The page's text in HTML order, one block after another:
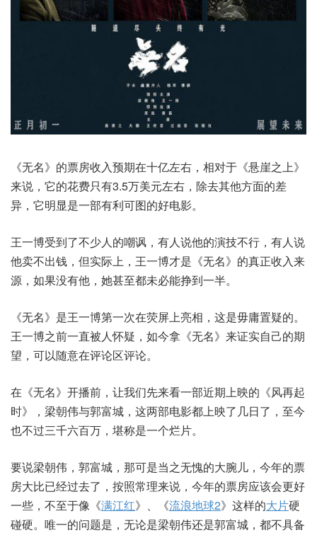
《无名》的票房收入预期在十亿左右，相对于《悬崖之上》
来说，它的花费只有3.5万美元左右，除去其他方面的差
异，它明显是一部有利可图的好电影。
王一博受到了不少人的嘲讽，有人说他的演技不行，有人说
他卖不出钱，但实际上，王一博才是《无名》的真正收入来
源，如果没有他，她甚至都未必能挣到一半。
《无名》是王一博第一次在荧屏上亮相，这是毋庸置疑的。
王一博之前一直被人怀疑，如今拿《无名》来证实自己的期
望，可以随意在评论区评论。
在《无名》开播前，让我们先来看一部近期上映的《风再起
时》，梁朝伟与郭富城，这两部电影都上映了几日了，至今
也不过三千六百万，堪称是一个烂片。
要说梁朝伟，郭富城，那可是当之无愧的大腕儿，今年的票
房大比已经过去了，按照常理来说，今年的票房应该会更好
一些，不至于像《满江红》、《流浪地球2》这样的大片硬
碰硬。唯一的问题是，无论是梁朝伟还是郭富城，都不具备